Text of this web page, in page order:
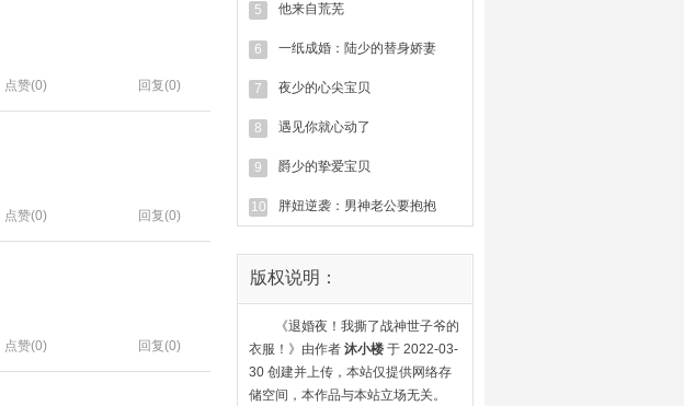
点赞(0) 回复(0)
点赞(0) 回复(0)
点赞(0) 回复(0)
子爷的衣服！》 进行了评论
luka
的衣服！》 进行了收藏
沐小楼对 《退婚夜！我撕了战神世
沐小楼对 《退婚夜！我撕了战神世
子爷的衣服！》 进行了评论回复
子爷的衣服！》 投红票3票
沐小楼 对 《退婚夜！我撕了战神世
子爷的衣服！》 进行了评论
5 他来自荒芜
6 一纸成婚：陆少的替身娇妻
7 夜少的心尖宝贝
8 遇见你就心动了
9 爵少的挚爱宝贝
10 胖妞逆袭：男神老公要抱抱
版权说明：
《退婚夜！我撕了战神世子爷的
衣服！》由作者 沐小楼 于 2022-03-
30 创建并上传，本站仅提供网络存
储空间，本作品与本站立场无关。